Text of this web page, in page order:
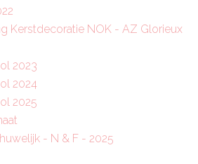
Kerstdecoratie NOK - AZ Glorieux
2023
2024
2025
- N & F - 2025